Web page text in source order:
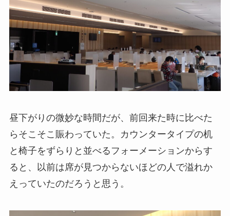
昼下がりの微妙な時間だが、前回来た時に比べた
らそこそこ賑わっていた。カウンタータイプの机
と椅子をずらりと並べるフォーメーションからす
ると、以前は席が見つからないほどの人で溢れか
えっていたのだろうと思う。